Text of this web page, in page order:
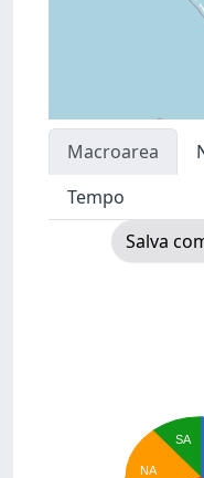
Macroarea
Tempo
Salva
SA
NA